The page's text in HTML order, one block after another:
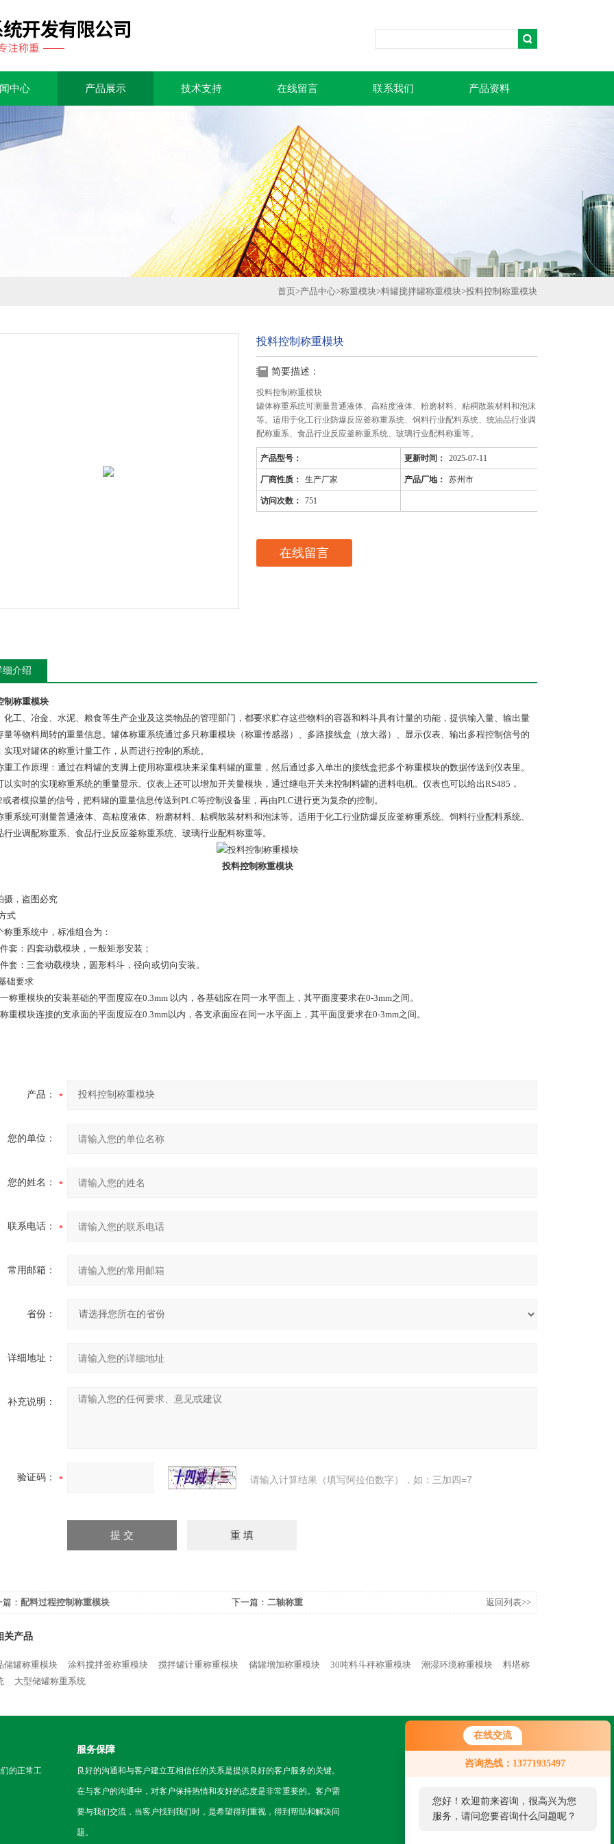
在线交流
咨询热线：13771935497
您好！欢迎前来咨询，很高兴为您
服务，请问您要咨询什么问题呢？
中心 产品展示 技术支持 在线留言 联系我们 产品资料
首页>产品中心>称重模块>料罐搅拌罐称重模块>投料控制称重模块
投料控制称重模块
简要描述：
投料控制称重模块
罐体称重系统可测量普通液体、高粘度液体、粉磨材料、粘稠散装材料和泡沫
等。适用于化工行业防爆反应釜称重系统、饲料行业配料系统、统油品行业调
配称重系、食品行业反应釜称重系统、玻璃行业配料称重等。
产品型号： 更新时间： 2025-07-11
厂商性质： 生产厂家 产品厂地： 苏州市
访问次数： 751
在线留言
细介绍
制称重模块
化工、冶金、水泥、粮食等生产企业及这类物品的管理部门，都要求贮存这些物料的容器和料斗具有计量的功能，提供输入量、输出量
量等物料周转的重量信息。罐体称重系统通过多只称重模块（称重传感器）、多路接线盒（放大器）、显示仪表、输出多程控制信号的
实现对罐体的称重计量工作，从而进行控制的系统。
重工作原理：通过在料罐的支脚上使用称重模块来采集料罐的重量，然后通过多入单出的接线盒把多个称重模块的数据传送到仪表里。
以实时的实现称重系统的重量显示。仪表上还可以增加开关量模块，通过继电开关来控制料罐的进料电机。仪表也可以给出RS485，
或者模拟量的信号，把料罐的重量信息传送到PLC等控制设备里，再由PLC进行更为复杂的控制。
重系统可测量普通液体、高粘度液体、粉磨材料、粘稠散装材料和泡沫等。适用于化工行业防爆反应釜称重系统、饲料行业配料系统、
行业调配称重系、食品行业反应釜称重系统、玻璃行业配料称重等。
投料控制称重模块
摄，盗图必究
式
称重系统中，标准组合为：
套：四套动载模块，一般矩形安装；
套：三套动载模块，圆形料斗，径向或切向安装。
础要求
称重模块的安装基础的平面度应在0.3mm 以内，各基础应在同一水平面上，其平面度要求在0-3mm之间。
重模块连接的支承面的平面度应在0.3mm以内，各支承面应在同一水平面上，其平面度要求在0-3mm之间。
产品：
您的单位：
您的姓名：
联系电话：
常用邮箱：
省份：
详细地址：
补充说明：
验证码： 请输入计算结果（填写阿拉伯数字），如：三加四=7
： 配料过程控制称重模块 下一篇： 二轴称重 返回列表>>
关产品
储罐称重模块 涂料搅拌釜称重模块 搅拌罐计重称重模块 储罐增加称重模块 30吨料斗秤称重模块 潮湿环境称重模块
料塔称
大型储罐称重系统
的正常工
服务保障
良好的沟通和与客户建立互相信任的关系是提供良好的客户服务的关键。
在与客户的沟通中，对客户保持热情和友好的态度是非常重要的。客户需
要与我们交流，当客户找到我们时，是希望得到重视，得到帮助和解决问
题。
关注我们